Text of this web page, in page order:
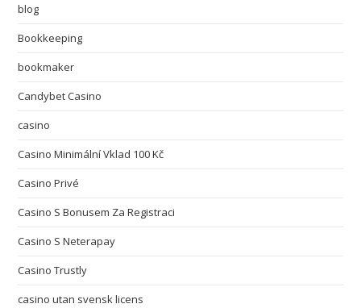
blog
Bookkeeping
bookmaker
Candybet Casino
casino
Casino Minimální Vklad 100 Kč
Casino Privé
Casino S Bonusem Za Registraci
Casino S Neterapay
Casino Trustly
casino utan svensk licens